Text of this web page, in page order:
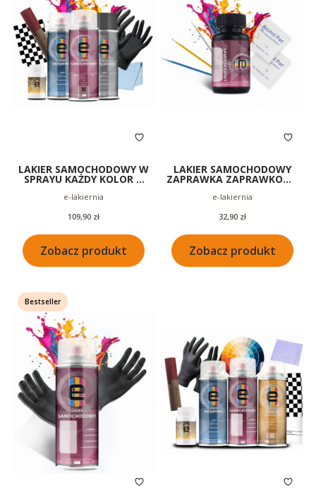
LAKIER SAMOCHODOWY W
SPRAYU KAŻDY KOLOR +
400ML
Producent
e-lakiernia
Cena
109,90 zł
Zobacz produkt
LAKIER SAMOCHODOWY
ZAPRAWKA ZAPRAWKOWY
Producent
e-lakiernia
Cena
32,90 zł
Zobacz produkt
Bestseller